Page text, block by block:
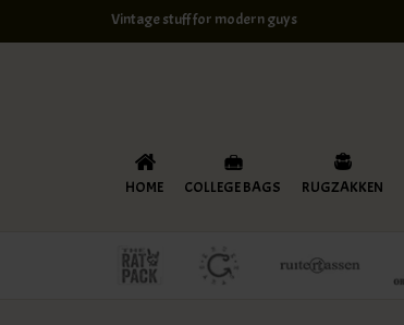
Vintage stuff for modern guys
HOME COLLEGE BAGS RUGZAKKEN